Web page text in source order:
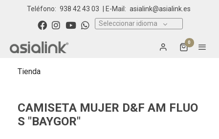
Teléfono: 938 42 43 03 | E-Mail: asialink@asialink.es
Seleccionar idioma
0
Tienda
CAMISETA MUJER D&F AM FLUO
S "BAYGOR"